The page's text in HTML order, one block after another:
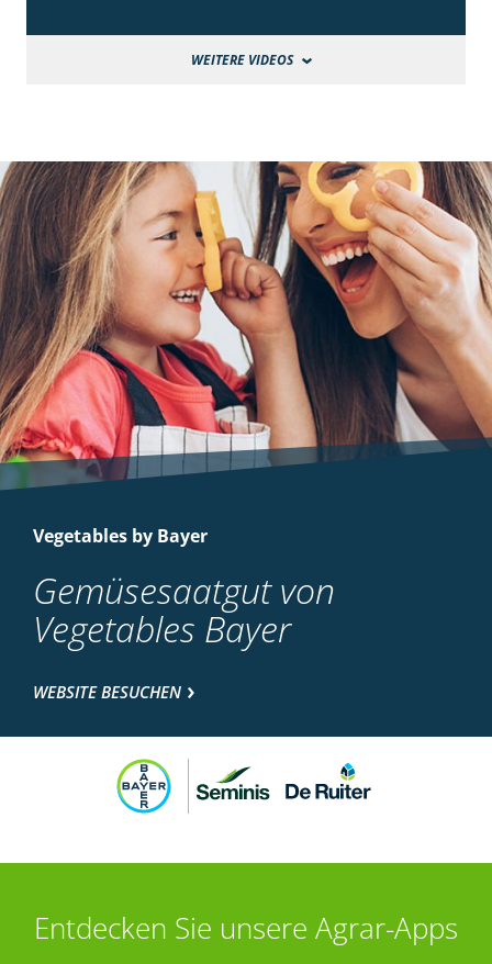
WEITERE VIDEOS
Vegetables by Bayer
Gemüsesaatgut von
Vegetables Bayer
WEBSITE BESUCHEN
Entdecken Sie unsere Agrar-Apps